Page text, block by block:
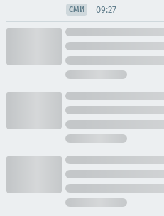
СМИ 09:27